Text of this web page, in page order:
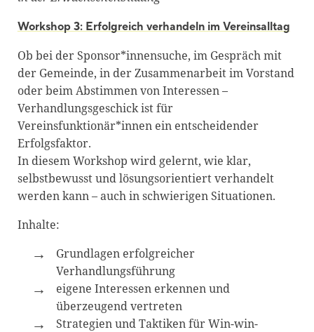
Workshop 3: Erfolgreich verhandeln im Vereinsalltag
Ob bei der Sponsor*innensuche, im Gespräch mit
der Gemeinde, in der Zusammenarbeit im Vorstand
oder beim Abstimmen von Interessen –
Verhandlungsgeschick ist für
Vereinsfunktionär*innen ein entscheidender
Erfolgsfaktor.
In diesem Workshop wird gelernt, wie klar,
selbstbewusst und lösungsorientiert verhandelt
werden kann – auch in schwierigen Situationen.
Inhalte:
Grundlagen erfolgreicher
Verhandlungsführung
eigene Interessen erkennen und
überzeugend vertreten
Strategien und Taktiken für Win-win-